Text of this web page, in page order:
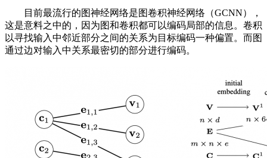
目前最流行的图神经网络是图卷积神经网络（GCNN），
这是意料之中的，因为图和卷积都可以编码局部的信息。卷积
以寻找输入中邻近部分之间的关系为目标编码一种偏置。而图
通过边对输入中关系最密切的部分进行编码。